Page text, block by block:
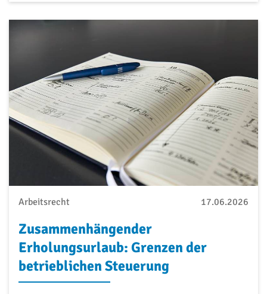
Arbeitsrecht 17.06.2026
Zusammenhängender
Erholungsurlaub: Grenzen der
betrieblichen Steuerung